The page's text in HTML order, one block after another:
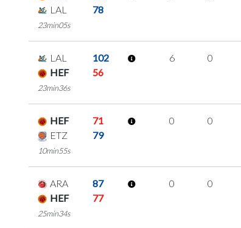
LAL
78
23min05s
LAL
102
HEF
56
23min36s
6 0
HEF
71
ETZ
79
10min55s
0 0
ARA
87
HEF
77
25min34s
0 0